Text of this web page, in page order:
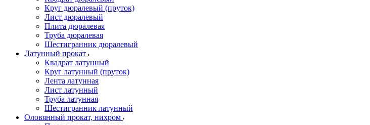
Круг дюралевый (пруток)
Лист дюралевый
Плита дюралевая
Труба дюралевая
Шестигранник дюралевый
Латунный прокат
Квадрат латунный
Круг латунный (пруток)
Лента латунная
Лист латунный
Труба латунная
Шестигранник латунный
Оловянный прокат, нихром